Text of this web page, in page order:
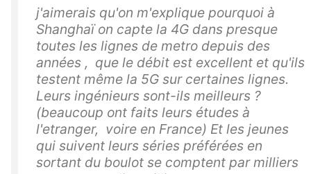
j'aimerais qu'on m'explique pourquoi à
Shanghaï on capte la 4G dans presque
toutes les lignes de metro depuis des
années , que le débit est excellent et qu'ils
testent même la 5G sur certaines lignes.
Leurs ingénieurs sont-ils meilleurs ?
(beaucoup ont faits leurs études à
l'etranger, voire en France) Et les jeunes
qui suivent leurs séries préférées en
sortant du boulot se comptent par milliers